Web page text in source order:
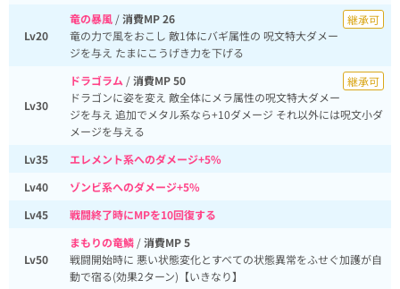
Lv20
竜の暴風 /消費MP 26
継承可
竜の力で風をおこし 敵1体にバギ属性の 呪文特大ダメー
ジを与え たまにこうげき力を下げる
Lv30
ドラゴラム /消費MP 50
継承可
ドラゴンに姿を変え 敵全体にメラ属性の呪文特大ダメー
ジを与え 追加でメタル系なら+10ダメージ それ以外には呪文小ダ
メージを与える
Lv35
エレメント系へのダメージ+5%
Lv40
ゾンビ系へのダメージ+5%
Lv45
戦闘終了時にMPを10回復する
Lv50
まもりの竜鱗 /消費MP 5
戦闘開始時に 悪い状態変化とすべての状態異常をふせぐ加護が自
動で宿る(効果2ターン)【いきなり】